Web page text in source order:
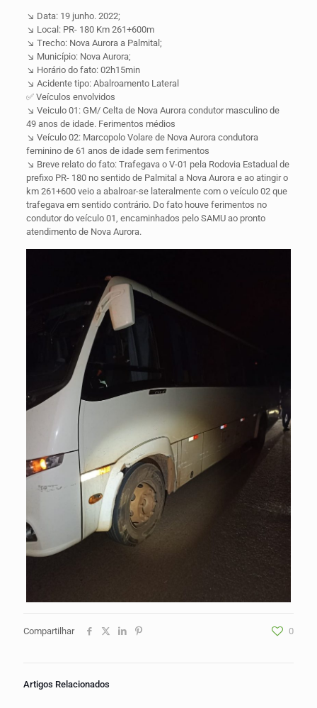
↘️ Data: 19 junho. 2022;
↘️ Local: PR- 180 Km 261+600m
↘️ Trecho: Nova Aurora a Palmital;
↘️ Município: Nova Aurora;
↘️ Horário do fato: 02h15min
↘️ Acidente tipo: Abalroamento Lateral
✅ Veículos envolvidos
↘️ Veiculo 01: GM/ Celta de Nova Aurora condutor masculino de
49 anos de idade. Ferimentos médios
↘️ Veículo 02: Marcopolo Volare de Nova Aurora condutora
feminino de 61 anos de idade sem ferimentos
↘️ Breve relato do fato: Trafegava o V-01 pela Rodovia Estadual de
prefixo PR- 180 no sentido de Palmital a Nova Aurora e ao atingir o
km 261+600 veio a abalroar-se lateralmente com o veículo 02 que
trafegava em sentido contrário. Do fato houve ferimentos no
condutor do veículo 01, encaminhados pelo SAMU ao pronto
atendimento de Nova Aurora.
Compartilhar 0
Artigos Relacionados